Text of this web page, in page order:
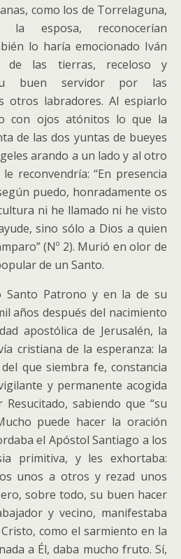
como los de Torrelaguna,
esposa, reconocerían
lo haría emocionado Iván
de las tierras, receloso y
buen servidor por las
otros labradores. Al espiarlo
con ojos atónitos lo que la
de las dos yuntas de bueyes
arando a un lado y al otro
reconvendría: “En presencia
puedo, honradamente os
ni he llamado ni he visto
sino sólo a Dios a quien
(Nº 2). Murió en olor de
de un Santo.
Santo Patrono y en la de su
años después del nacimiento
apostólica de Jerusalén, la
cristiana de la esperanza: la
que siembra fe, constancia
y permanente acogida
sabiendo que “su
puede hacer la oración
el Apóstol Santiago a los
primitiva, y les exhortaba:
unos a otros y rezad unos
sobre todo, su buen hacer
y vecino, manifestaba
como el sarmiento en la
a Él, daba mucho fruto. Sí,